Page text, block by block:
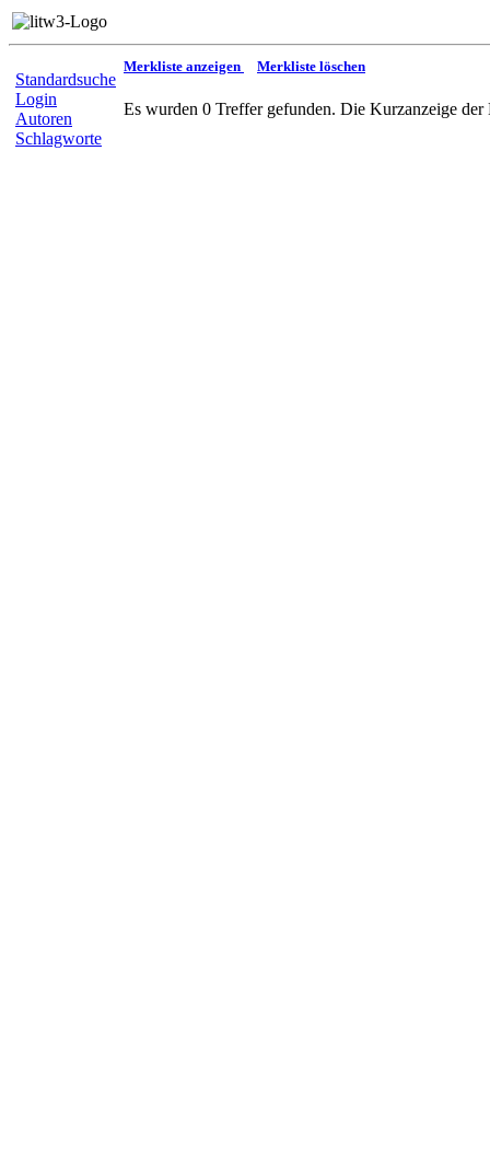
Standardsuche
Login
Autoren
Schlagworte
Merkliste anzeigen Merkliste löschen
Es wurden 0 Treffer gefunden. Die Kurzanzeige der